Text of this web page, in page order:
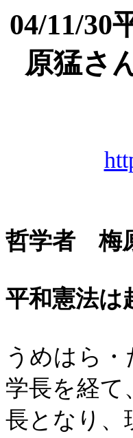
04/11/
原猛さ
哲学者 梅
平和憲法は
うめはら
学長を経て
長となり、